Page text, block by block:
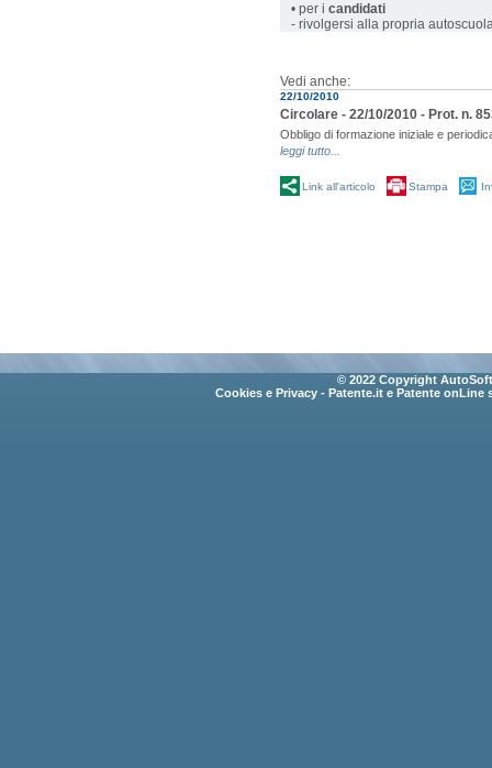
• per i candidati
- rivolgersi alla propria
Vedi anche:
22/10/2010
Circolare - 22/10/2010 - Prot. n.
Obbligo di formazione iniziale e
leggi tutto...
Link all'articolo Stampa
© 2022 Copyright
Cookies e Privacy - Patente.it e Patente onLine